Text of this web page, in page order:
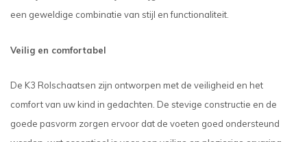
een geweldige combinatie van stijl en functionaliteit.
Veilig en comfortabel
De K3 Rolschaatsen zijn ontworpen met de veiligheid en het
comfort van uw kind in gedachten. De stevige constructie en de
goede pasvorm zorgen ervoor dat de voeten goed ondersteund